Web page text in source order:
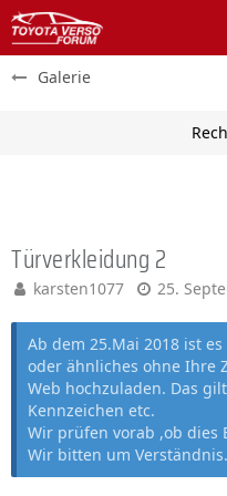
Galerie
Türverkleidung 2
karsten1077 25.
Ab dem 25.Mai 2018 ist
oder ähnliches ohne Ihre
Web hochzuladen. Das
Kennzeichen etc.
Wir prüfen vorab ,ob dies
Wir bitten um Verständnis.